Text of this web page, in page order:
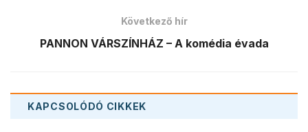
Következő hír
PANNON VÁRSZÍNHÁZ – A komédia évada
KAPCSOLÓDÓ CIKKEK